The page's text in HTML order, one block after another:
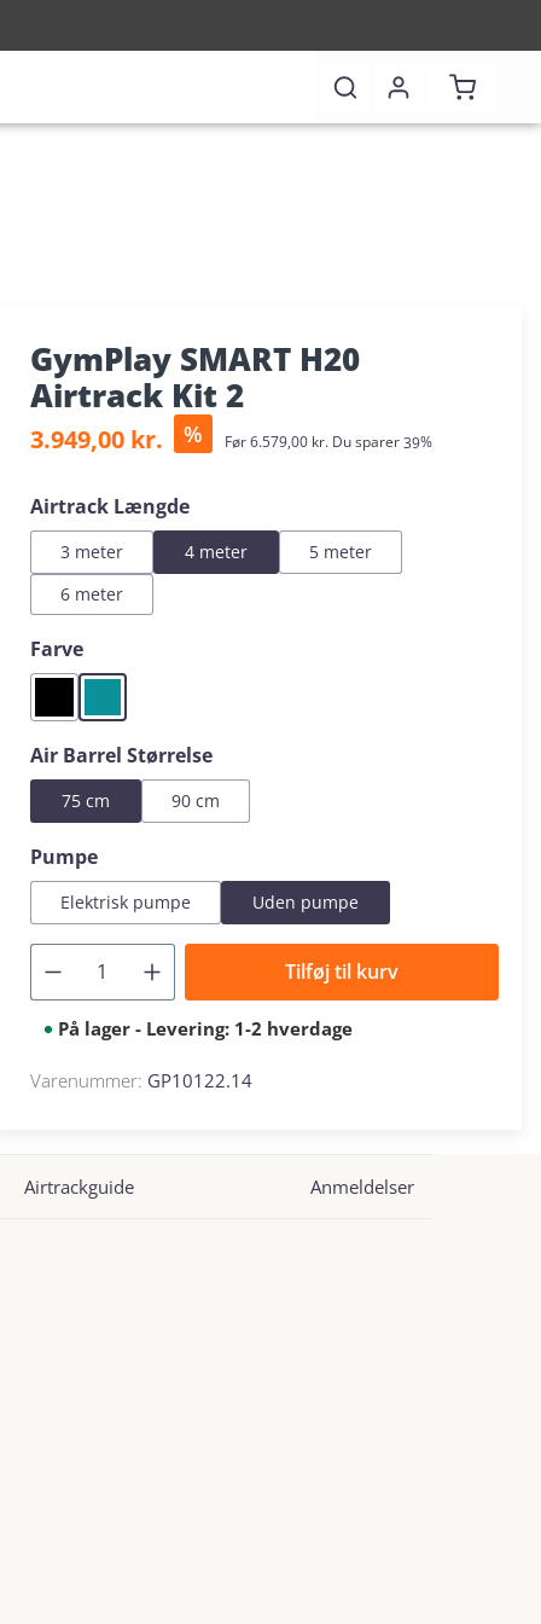
GymPlay SMART H20
Airtrack Kit 2
Salgspris:
3.949,00 kr. % FørAlmindelig pris:
6.579,00 kr.Du sparer39%
Vælg
Airtrack Længde
3 meter 4 meter
5 meter
6 meter
Vælg
Farve
Black Mint
Vælg
Air Barrel Størrelse
75 cm 90 cm
Vælg
Pumpe
Elektrisk pumpe Uden pumpe
Tilføj til kurv
På lager - Levering: 1-2 hverdage
Varenummer: GP10122.14
Airtrackguide Anmeldelser